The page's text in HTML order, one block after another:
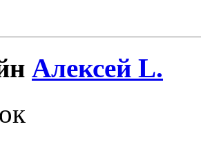
Алексей L.